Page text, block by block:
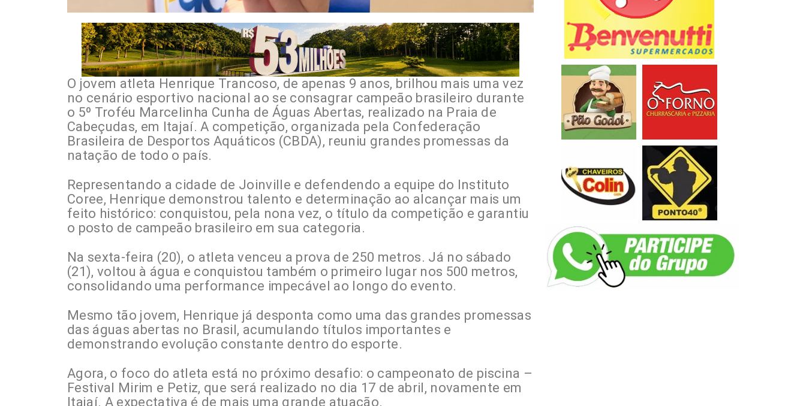
O jovem atleta Henrique Trancoso, de apenas 9 anos, brilhou mais uma vez
no cenário esportivo nacional ao se consagrar campeão brasileiro durante
o 5º Troféu Marcelinha Cunha de Águas Abertas, realizado na Praia de
Cabeçudas, em Itajaí. A competição, organizada pela Confederação
Brasileira de Desportos Aquáticos (CBDA), reuniu grandes promessas da
natação de todo o país.
Representando a cidade de Joinville e defendendo a equipe do Instituto
Coree, Henrique demonstrou talento e determinação ao alcançar mais um
feito histórico: conquistou, pela nona vez, o título da competição e garantiu
o posto de campeão brasileiro em sua categoria.
Na sexta-feira (20), o atleta venceu a prova de 250 metros. Já no sábado
(21), voltou à água e conquistou também o primeiro lugar nos 500 metros,
consolidando uma performance impecável ao longo do evento.
Mesmo tão jovem, Henrique já desponta como uma das grandes promessas
das águas abertas no Brasil, acumulando títulos importantes e
demonstrando evolução constante dentro do esporte.
Agora, o foco do atleta está no próximo desafio: o campeonato de piscina –
Festival Mirim e Petiz, que será realizado no dia 17 de abril, novamente em
Itajaí. A expectativa é de mais uma grande atuação.